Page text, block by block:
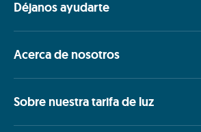
Déjanos ayudarte
Acerca de nosotros
Sobre nuestra tarifa de luz